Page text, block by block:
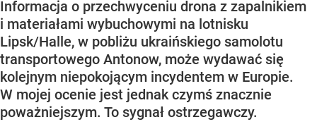
Informacja o przechwyceniu drona z zapalnikiem
i materiałami wybuchowymi na lotnisku
Lipsk/Halle, w pobliżu ukraińskiego samolotu
transportowego Antonow, może wydawać się
kolejnym niepokojącym incydentem w Europie.
W mojej ocenie jest jednak czymś znacznie
poważniejszym. To sygnał ostrzegawczy.